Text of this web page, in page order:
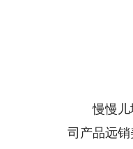
慢慢儿地
司产品远销